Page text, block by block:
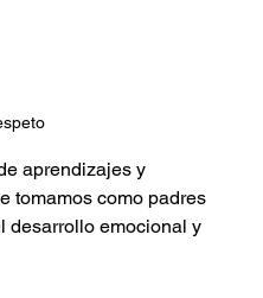
aprendizajes y
tomamos como padres
desarrollo emocional y